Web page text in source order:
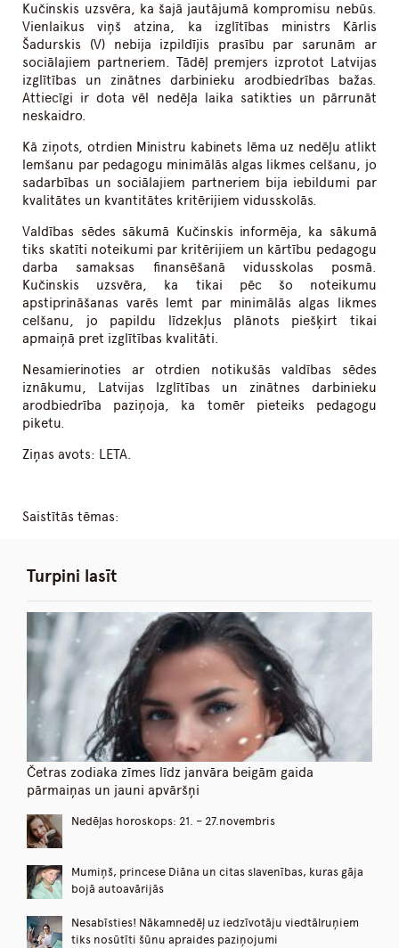
Kučinskis uzsvēra, ka šajā jautājumā kompromisu nebūs.
Vienlaikus viņš atzina, ka izglītības ministrs Kārlis
Šadurskis (V) nebija izpildījis prasību par sarunām ar
sociālajiem partneriem. Tādēļ premjers izprotot Latvijas
izglītības un zinātnes darbinieku arodbiedrības bažas.
Attiecīgi ir dota vēl nedēļa laika satikties un pārrunāt
neskaidro.
Kā ziņots, otrdien Ministru kabinets lēma uz nedēļu atlikt
lemšanu par pedagogu minimālās algas likmes celšanu, jo
sadarbības un sociālajiem partneriem bija iebildumi par
kvalitātes un kvantitātes kritērijiem vidusskolās.
Valdības sēdes sākumā Kučinskis informēja, ka sākumā
tiks skatīti noteikumi par kritērijiem un kārtību pedagogu
darba samaksas finansēšanā vidusskolas posmā.
Kučinskis uzsvēra, ka tikai pēc šo noteikumu
apstiprināšanas varēs lemt par minimālās algas likmes
celšanu, jo papildu līdzekļus plānots piešķirt tikai
apmaiņā pret izglītības kvalitāti.
Nesamierinoties ar otrdien notikušās valdības sēdes
iznākumu, Latvijas Izglītības un zinātnes darbinieku
arodbiedrība paziņoja, ka tomēr pieteiks pedagogu
piketu.
Ziņas avots: LETA.
Saistītās tēmas:
Turpini lasīt
Četras zodiaka zīmes līdz janvāra beigām gaida
pārmaiņas un jauni apvāršņi
Nedēļas horoskops: 21. – 27.novembris
Mumiņš, princese Diāna un citas slavenības, kuras gāja
bojā autoavārijās
Nesabīsties! Nākamnedēļ uz iedzīvotāju viedtālruņiem
tiks nosūtīti šūnu apraides paziņojumi